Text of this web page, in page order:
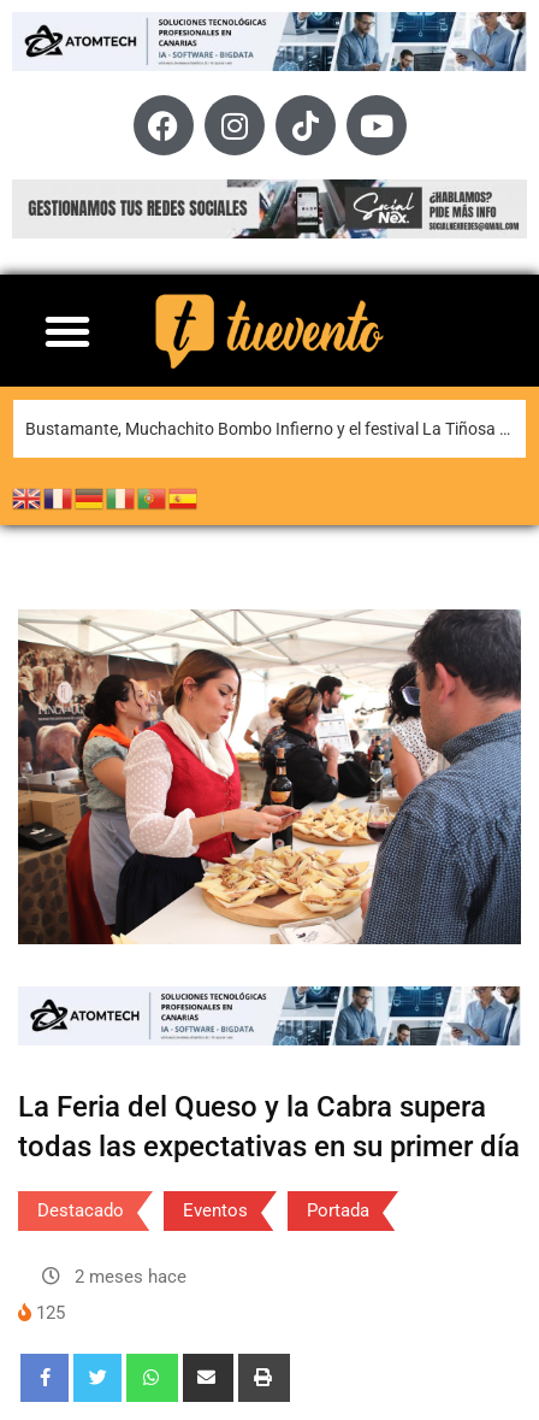
La XI Famara Total reunirá a algunos de los mejores corredores de Canarias del 13 al 15 de agosto
La Feria del Queso y la Cabra supera
todas las expectativas en su primer día
Destacado Eventos Portada
2 meses hace
125